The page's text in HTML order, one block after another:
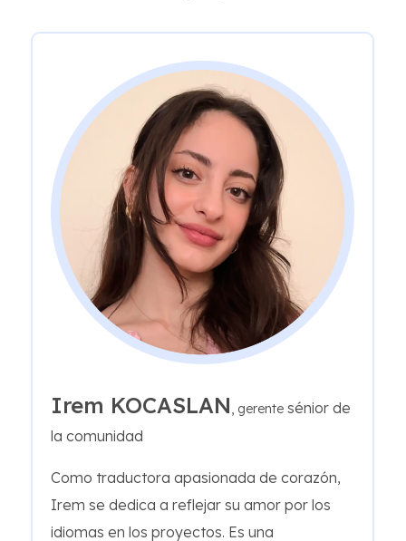
Irem KOCASLAN, gerente sénior de
la comunidad
Como traductora apasionada de corazón,
Irem se dedica a reflejar su amor por los
idiomas en los proyectos. Es una